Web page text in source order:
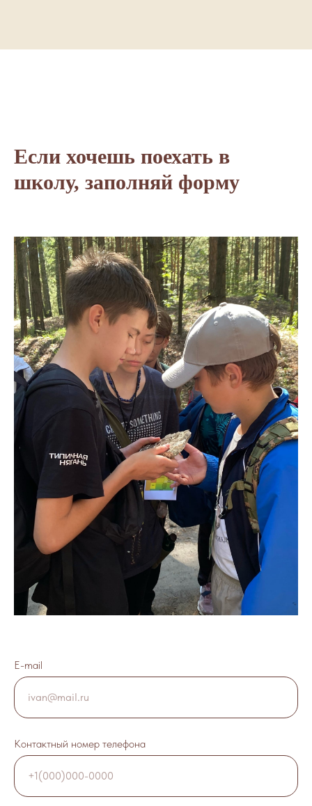
Если хочешь поехать в
школу, заполняй форму
E-mail
ivan@mail.ru
Контактный номер телефона
+1(000)000-0000